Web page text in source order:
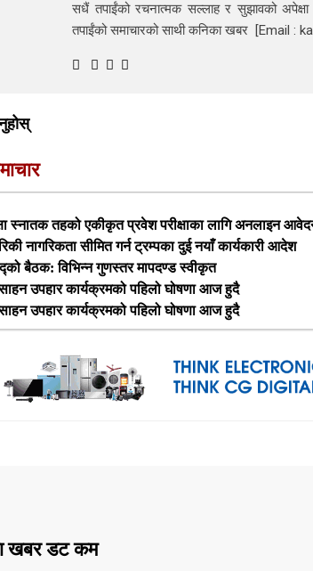
सधैं तपाईंको रचनात्मक सल्लाह र सुझावको
तपाईंको समाचारको साथी कनिका खबर [Email :
स्नातक तहको एकीकृत प्रवेश परीक्षाका लागि अनलाइन
नागरिकता सीमित गर्न ट्रम्पका दुई नयाँ कार्यकारी आदेश
बैठक: विभिन्न गुणस्तर मापदण्ड स्वीकृत
उपहार कार्यक्रमको पहिलो घोषणा आज हुदै
उपहार कार्यक्रमको पहिलो घोषणा आज हुदै
खबर डट कम